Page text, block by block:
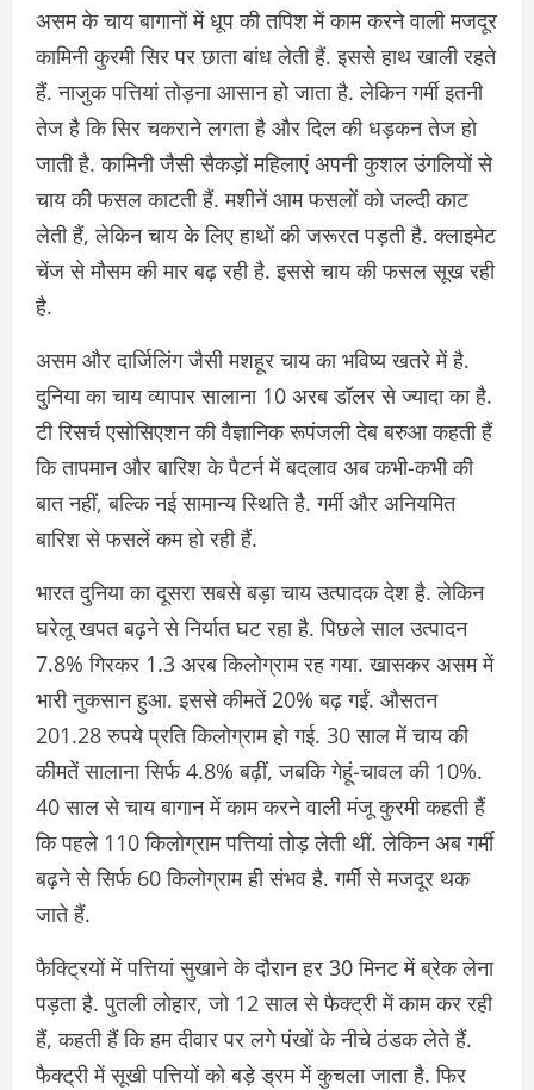
असम के चाय बागानों में धूप की तपिश में काम करने वाली मजदूर
कामिनी कुरमी सिर पर छाता बांध लेती हैं. इससे हाथ खाली रहते
हैं. नाजुक पत्तियां तोड़ना आसान हो जाता है. लेकिन गर्मी इतनी
तेज है कि सिर चकराने लगता है और दिल की धड़कन तेज हो
जाती है. कामिनी जैसी सैकड़ों महिलाएं अपनी कुशल उंगलियों से
चाय की फसल काटती हैं. मशीनें आम फसलों को जल्दी काट
लेती हैं, लेकिन चाय के लिए हाथों की जरूरत पड़ती है. क्लाइमेट
चेंज से मौसम की मार बढ़ रही है. इससे चाय की फसल सूख रही
है.
असम और दार्जिलिंग जैसी मशहूर चाय का भविष्य खतरे में है.
दुनिया का चाय व्यापार सालाना 10 अरब डॉलर से ज्यादा का है.
टी रिसर्च एसोसिएशन की वैज्ञानिक रूपंजली देब बरुआ कहती हैं
कि तापमान और बारिश के पैटर्न में बदलाव अब कभी-कभी की
बात नहीं, बल्कि नई सामान्य स्थिति है. गर्मी और अनियमित
बारिश से फसलें कम हो रही हैं.
भारत दुनिया का दूसरा सबसे बड़ा चाय उत्पादक देश है. लेकिन
घरेलू खपत बढ़ने से निर्यात घट रहा है. पिछले साल उत्पादन
7.8% गिरकर 1.3 अरब किलोग्राम रह गया. खासकर असम में
भारी नुकसान हुआ. इससे कीमतें 20% बढ़ गईं. औसतन
201.28 रुपये प्रति किलोग्राम हो गई. 30 साल में चाय की
कीमतें सालाना सिर्फ 4.8% बढ़ीं, जबकि गेहूं-चावल की 10%.
40 साल से चाय बागान में काम करने वाली मंजू कुरमी कहती हैं
कि पहले 110 किलोग्राम पत्तियां तोड़ लेती थीं. लेकिन अब गर्मी
बढ़ने से सिर्फ 60 किलोग्राम ही संभव है. गर्मी से मजदूर थक
जाते हैं.
फैक्ट्रियों में पत्तियां सुखाने के दौरान हर 30 मिनट में ब्रेक लेना
पड़ता है. पुतली लोहार, जो 12 साल से फैक्ट्री में काम कर रही
हैं, कहती हैं कि हम दीवार पर लगे पंखों के नीचे ठंडक लेते हैं.
फैक्ट्री में सूखी पत्तियों को बड़े ड्रम में कुचला जाता है. फिर